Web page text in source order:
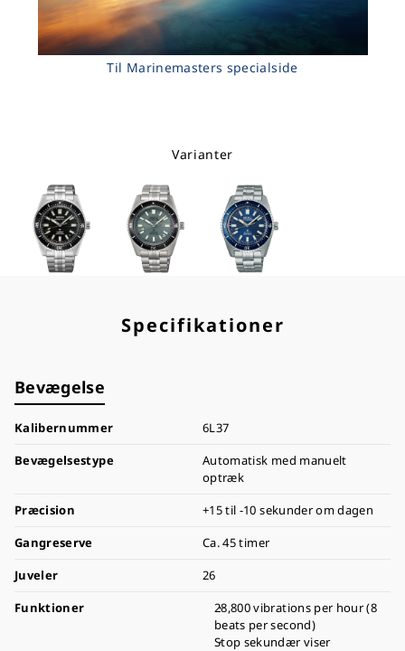
Til Marinemasters specialside
Varianter
Specifikationer
Bevægelse
Kalibernummer
6L37
Bevægelsestype
Automatisk med manuelt
optræk
Præcision
+15 til -10 sekunder om dagen
Gangreserve
Ca. 45 timer
Juveler
26
Funktioner
28,800 vibrations per hour (8
beats per second)
Stop sekundær viser